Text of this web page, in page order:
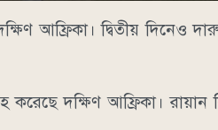
আফ্রিকা। দ্বিতীয় দিনেও
করেছে দক্ষিণ আফ্রিকা।